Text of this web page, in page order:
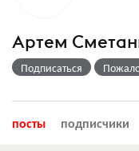
Артем
Подписаться
посты подписчики